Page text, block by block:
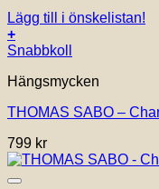
Lägg till i önskelistan!
+
Snabbkoll
Hängsmycken
THOMAS SABO –
799 kr